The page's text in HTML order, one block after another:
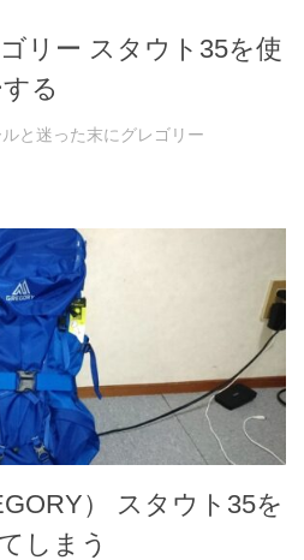
リー スタウト35を使
る
と迷った末にグレゴリー
） スタウト35を
しまう